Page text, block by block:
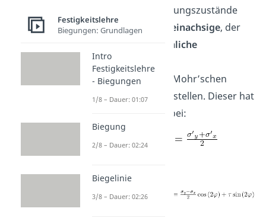
verschiedene Spannungszustände
unterscheiden: der
einachsige, der
räumliche
Spannungszustand
Nun wollen wir den Mohr’schen
Spannungskreis darstellen. Dieser hat
seinen Mittelpunkt bei:
Festigkeitslehre
Biegungen: Grundlagen
Intro
Festigkeitslehre
- Biegungen
1/8 – Dauer: 01:07
Biegung
2/8 – Dauer: 02:24
Biegelinie
3/8 – Dauer: 02:26